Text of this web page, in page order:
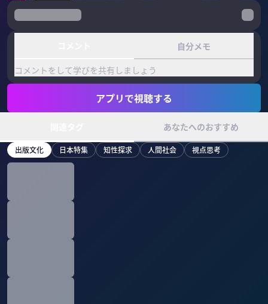
自分メモ
コメントをして学びを共有しましょう
アプリで視聴する
あなたへのおすすめ
出版文化 日本特集 知性探求 人間社会 視点思考